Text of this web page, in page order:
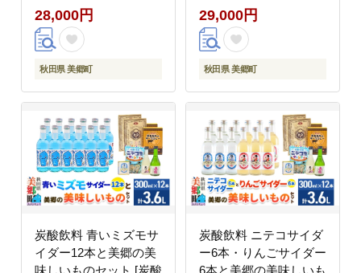
当地 サイダー 美郷たぬ
中 キーマカレー ニテコ
玉キャンディ ニテコサ
純米酒 春霞 奥清水 お
いしい 美味 秋田県 美
28,000円
秋田県 美郷町
ぬ中 キーマカレー ニテ
コ玉キャンディ ニテコ
サイダー ドロップ 日本
おいしい 美味 秋田県
美郷町]
29,000円
秋田県 美郷町
炭酸飲料 青いミズモサ
イダー12本と美郷の美
炭酸飲料 ニテコサイダ
ー6本・りんごサイダー